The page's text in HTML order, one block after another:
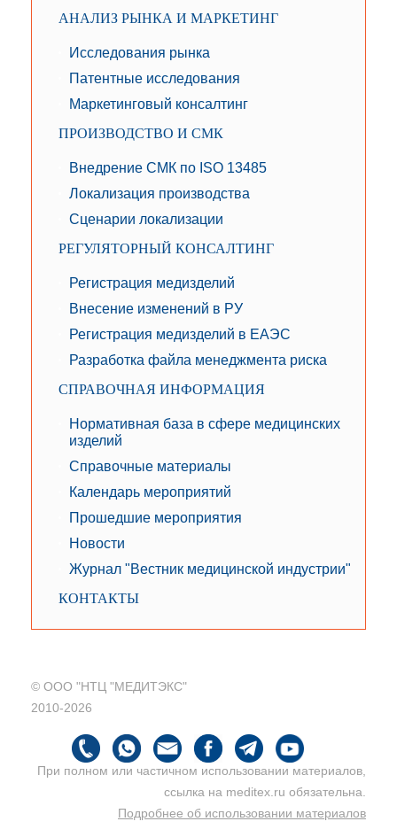
АНАЛИЗ РЫНКА И МАРКЕТИНГ
Исследования рынка
Патентные исследования
Маркетинговый консалтинг
ПРОИЗВОДСТВО И СМК
Внедрение СМК по ISO 13485
Локализация производства
Сценарии локализации
РЕГУЛЯТОРНЫЙ КОНСАЛТИНГ
Регистрация медизделий
Внесение изменений в РУ
Регистрация медизделий в ЕАЭС
Разработка файла менеджмента риска
СПРАВОЧНАЯ ИНФОРМАЦИЯ
Нормативная база в сфере медицинских
изделий
Справочные материалы
Календарь мероприятий
Прошедшие мероприятия
Новости
Журнал "Вестник медицинской индустрии"
КОНТАКТЫ
© ООО "НТЦ "МЕДИТЭКС"
2010-2026
При полном или частичном использовании материалов,
ссылка на meditex.ru обязательна.
Подробнее об использовании материалов